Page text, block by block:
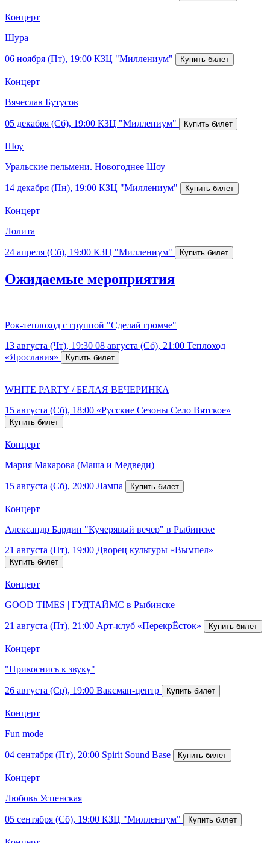
Концерт
Шура
06 ноября (Пт), 19:00 КЗЦ "Миллениум"
Концерт
Вячеслав Бутусов
05 декабря (Сб), 19:00 КЗЦ "Миллениум"
Шоу
Уральские пельмени. Новогоднее Шоу
14 декабря (Пн), 19:00 КЗЦ "Миллениум"
Концерт
Лолита
24 апреля (Сб), 19:00 КЗЦ "Миллениум"
Ожидаемые мероприятия
Рок-теплоход с группой "Сделай громче"
13 августа (Чт), 19:30 08 августа (Сб), 21:00 Теплоход
«Ярославия»
WHITE PARTY / БЕЛАЯ ВЕЧЕРИНКА
15 августа (Сб), 18:00 «Русские Сезоны Село Вятское»
Концерт
Мария Макарова (Маша и Медведи)
15 августа (Сб), 20:00 Лампа
Концерт
Александр Бардин "Кучерявый вечер" в Рыбинске
21 августа (Пт), 19:00 Дворец культуры «Вымпел»
Концерт
GOOD TIMES | ГУДТАЙМС в Рыбинске
21 августа (Пт), 21:00 Арт-клуб «ПерекрЁсток»
Концерт
"Прикоснись к звуку"
26 августа (Ср), 19:00 Ваксман-центр
Концерт
Fun mode
04 сентября (Пт), 20:00 Spirit Sound Base
Концерт
Любовь Успенская
05 сентября (Сб), 19:00 КЗЦ "Миллениум"